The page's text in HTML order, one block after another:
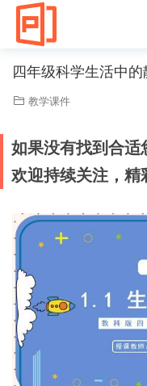
四年级科学生活中
教学课件
如果没有找到合适
欢迎持续关注，精